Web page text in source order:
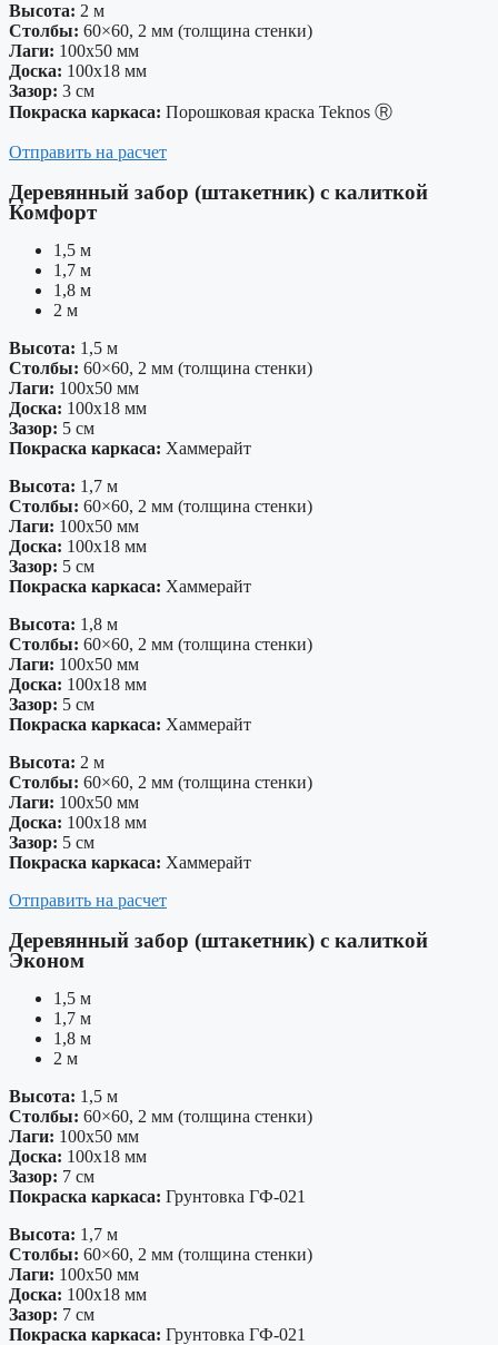
Высота: 2 м
Столбы: 60×60, 2 мм (толщина стенки)
Лаги: 100х50 мм
Доска: 100х18 мм
Зазор: 3 см
Покраска каркаса: Порошковая краска Teknos Ⓡ
Отправить на расчет
Деревянный забор (штакетник) с калиткой
Комфорт
1,5 м
1,7 м
1,8 м
2 м
Высота: 1,5 м
Столбы: 60×60, 2 мм (толщина стенки)
Лаги: 100х50 мм
Доска: 100х18 мм
Зазор: 5 см
Покраска каркаса: Хаммерайт
Высота: 1,7 м
Столбы: 60×60, 2 мм (толщина стенки)
Лаги: 100х50 мм
Доска: 100х18 мм
Зазор: 5 см
Покраска каркаса: Хаммерайт
Высота: 1,8 м
Столбы: 60×60, 2 мм (толщина стенки)
Лаги: 100х50 мм
Доска: 100х18 мм
Зазор: 5 см
Покраска каркаса: Хаммерайт
Высота: 2 м
Столбы: 60×60, 2 мм (толщина стенки)
Лаги: 100х50 мм
Доска: 100х18 мм
Зазор: 5 см
Покраска каркаса: Хаммерайт
Отправить на расчет
Деревянный забор (штакетник) с калиткой
Эконом
1,5 м
1,7 м
1,8 м
2 м
Высота: 1,5 м
Столбы: 60×60, 2 мм (толщина стенки)
Лаги: 100х50 мм
Доска: 100х18 мм
Зазор: 7 см
Покраска каркаса: Грунтовка ГФ-021
Высота: 1,7 м
Столбы: 60×60, 2 мм (толщина стенки)
Лаги: 100х50 мм
Доска: 100х18 мм
Зазор: 7 см
Покраска каркаса: Грунтовка ГФ-021